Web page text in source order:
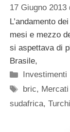
17 Giugno 2013
L’andamento
mesi e mezzo
si aspettava di
Brasile,
Categorie
Investimenti
Tag
bric,
sudafrica,